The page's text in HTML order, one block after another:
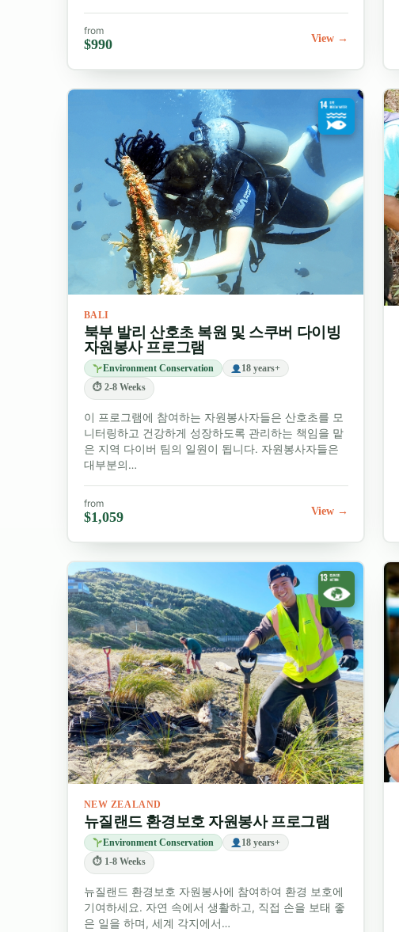
from
$990 View →
BALI
북부 발리 산호초 복원 및 스쿠버 다이빙
자원봉사 프로그램
Environment Conservation
18 years+
⏱ 2-8 Weeks
이 프로그램에 참여하는 자원봉사자들은 산호초를 모
니터링하고 건강하게 성장하도록 관리하는 책임을 맡
은 지역 다이버 팀의 일원이 됩니다. 자원봉사자들은
대부분의…
from
$1,059 View →
NEW ZEALAND
뉴질랜드 환경보호 자원봉사 프로그램
Environment Conservation
18 years+
⏱ 1-8 Weeks
뉴질랜드 환경보호 자원봉사에 참여하여 환경 보호에
기여하세요. 자연 속에서 생활하고, 직접 손을 보태 좋
은 일을 하며, 세계 각지에서…